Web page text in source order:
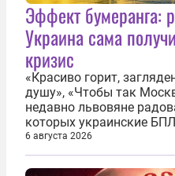
Эффект бумеранга:
Украина сама
кризис
«Красиво горит,
душу», «Чтобы так
недавно львовяне
которых украинские
скором времени
играть вдвоем» —
6 августа 2026